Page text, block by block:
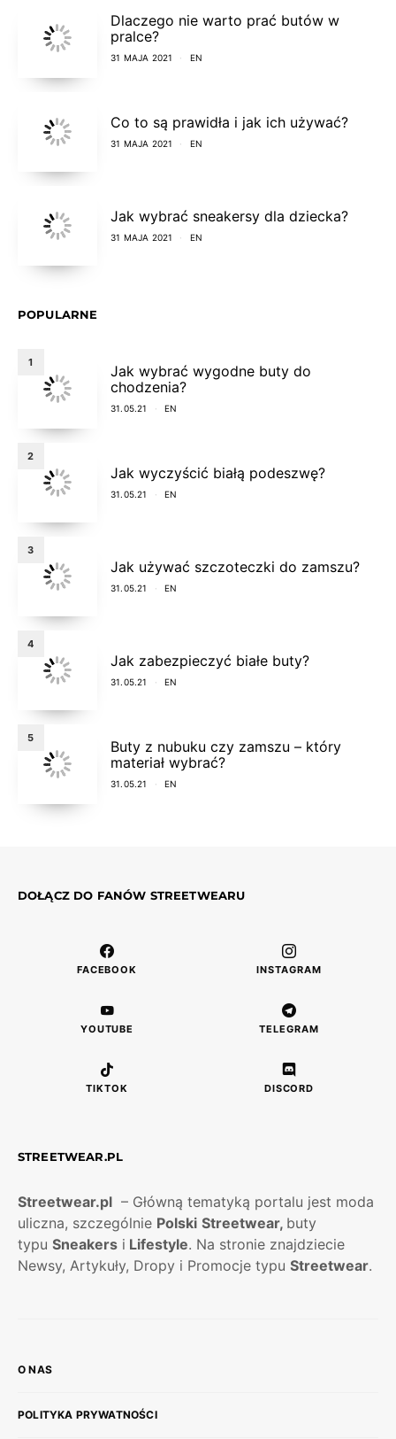
Dlaczego nie warto prać butów w
pralce?
31 MAJA 2021 EN
Co to są prawidła i jak ich używać?
31 MAJA 2021 EN
Jak wybrać sneakersy dla dziecka?
31 MAJA 2021 EN
POPULARNE
1
Jak wybrać wygodne buty do
chodzenia?
31.05.21 EN
2
Jak wyczyścić białą podeszwę?
31.05.21 EN
3
Jak używać szczoteczki do zamszu?
31.05.21 EN
4
Jak zabezpieczyć białe buty?
31.05.21 EN
5
Buty z nubuku czy zamszu – który
materiał wybrać?
31.05.21 EN
DOŁĄCZ DO FANÓW STREETWEARU
FACEBOOK INSTAGRAM
YOUTUBE TELEGRAM
TIKTOK DISCORD
STREETWEAR.PL
Streetwear.pl – Główną tematyką portalu jest moda
uliczna, szczególnie Polski Streetwear, buty
typu Sneakers i Lifestyle. Na stronie znajdziecie
Newsy, Artykuły, Dropy i Promocje typu Streetwear.
O NAS
POLITYKA PRYWATNOŚCI